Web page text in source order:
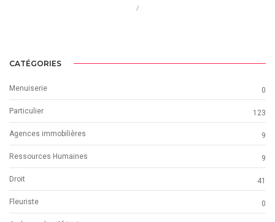
/
CATÉGORIES
Menuiserie 0
Particulier 123
Agences immobilières 9
Ressources Humaines 9
Droit 41
Fleuriste 0